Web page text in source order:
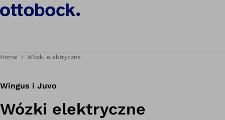
Home Wózki elektryczne
Wingus i Juvo
Wózki elektryczne